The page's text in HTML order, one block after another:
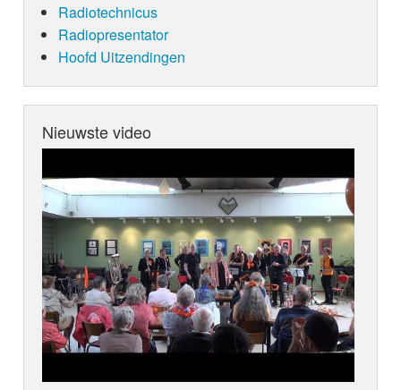
Radiotechnicus
Radiopresentator
Hoofd Uitzendingen
Nieuwste video